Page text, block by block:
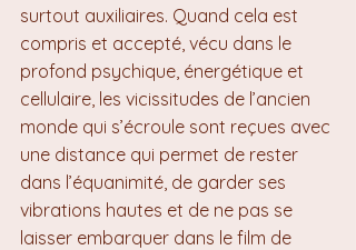
surtout auxiliaires. Quand cela est
compris et accepté, vécu dans le
profond psychique, énergétique et
cellulaire, les vicissitudes de l’ancien
monde qui s’écroule sont reçues avec
une distance qui permet de rester
dans l’équanimité, de garder ses
vibrations hautes et de ne pas se
laisser embarquer dans le film de